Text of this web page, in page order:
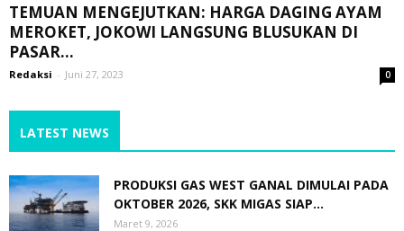
TEMUAN MENGEJUTKAN: HARGA DAGING AYAM
MEROKET, JOKOWI LANGSUNG BLUSUKAN DI
PASAR...
Redaksi - Juni 27, 2023 0
LATEST NEWS
PRODUKSI GAS WEST GANAL DIMULAI PADA
OKTOBER 2026, SKK MIGAS SIAP...
Maret 9, 2026